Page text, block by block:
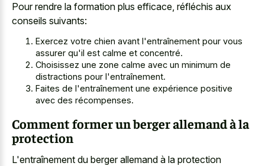
Pour rendre la formation plus efficace, réfléchis aux
conseils suivants:
Exercez votre chien avant l'entraînement pour vous
assurer qu'il est calme et concentré.
Choisissez une zone calme avec un minimum de
distractions pour l'entraînement.
Faites de l'entraînement une expérience positive
avec des récompenses.
Comment former un berger allemand à la
protection
L'entraînement du berger allemand à la protection